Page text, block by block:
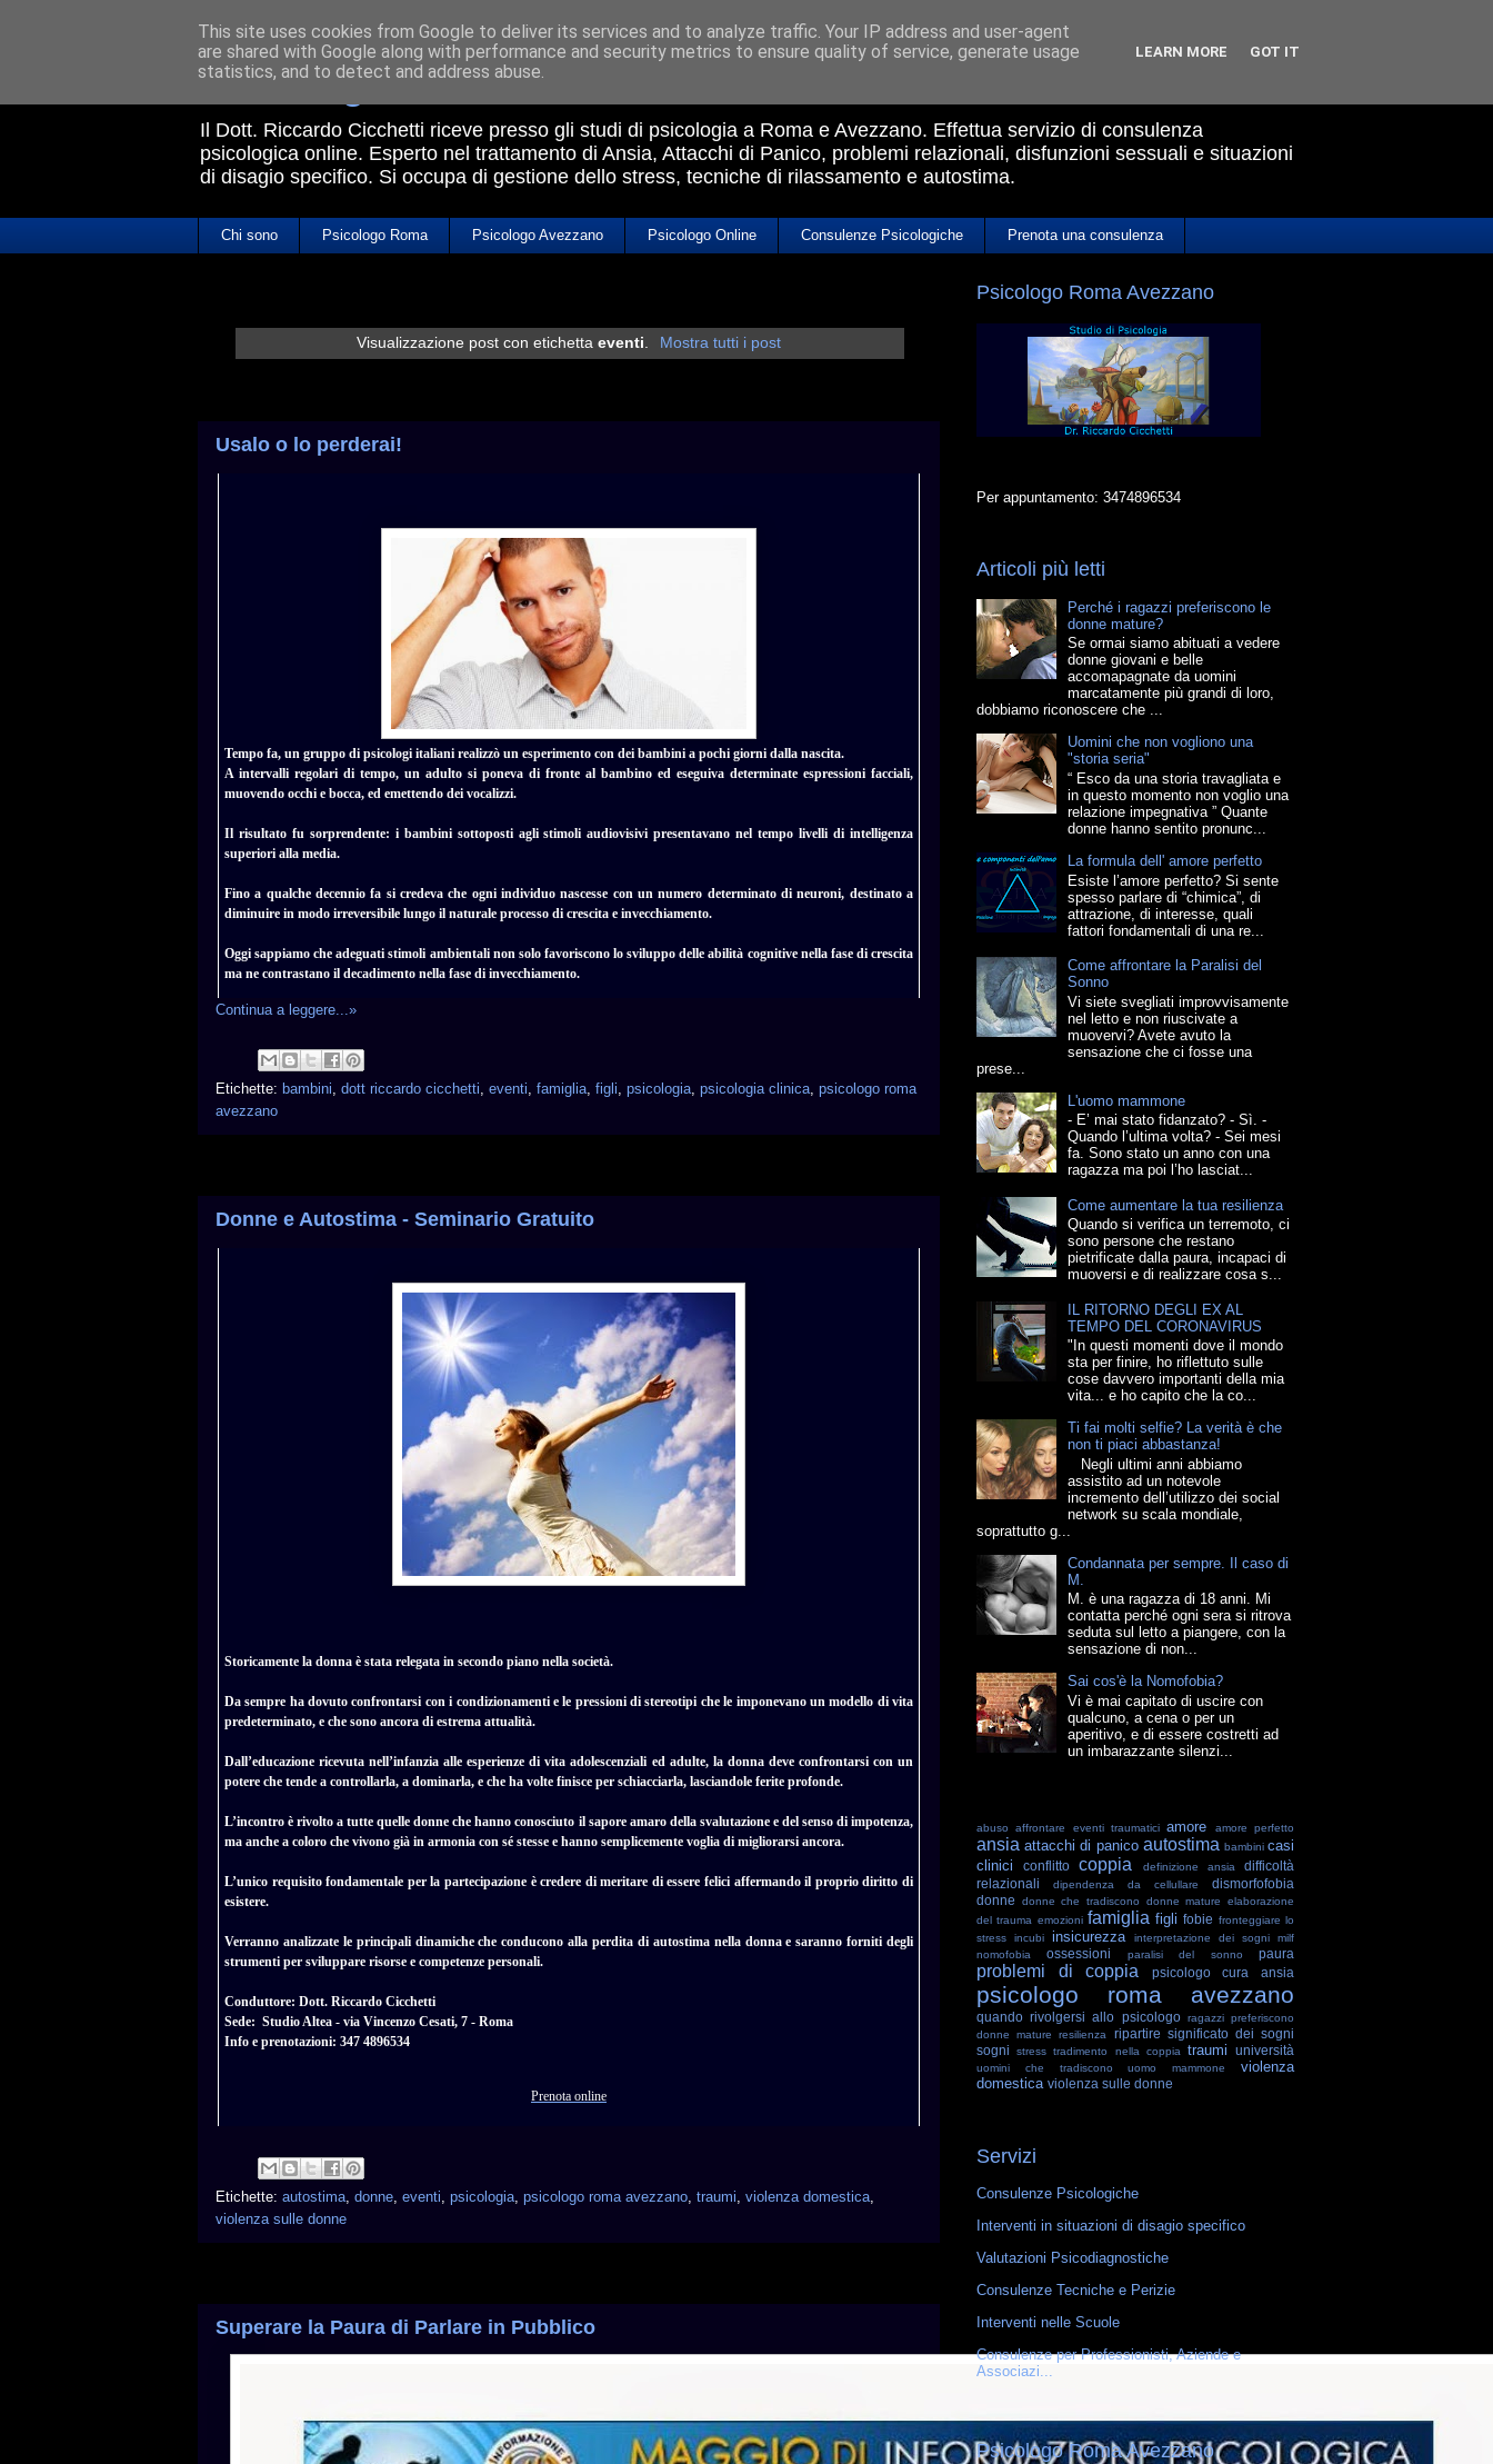
Psicologo Roma Avezzano
Il Dott. Riccardo Cicchetti riceve presso gli studi di psicologia a Roma e Avezzano. Effettua servizio di consulenza
psicologica online. Esperto nel trattamento di Ansia, Attacchi di Panico, problemi relazionali, disfunzioni sessuali e situazioni
di disagio specifico. Si occupa di gestione dello stress, tecniche di rilassamento e autostima.
Chi sono Psicologo Roma Psicologo Avezzano Psicologo Online Consulenze Psicologiche Prenota una consulenza
Visualizzazione post con etichettaeventi Mostra tutti i post
Usalo o lo perderai!
Tempo fa, un gruppo di psicologi italiani realizzò un esperimento con dei bambini a pochi giorni dalla nascita.
A intervalli regolari di tempo, un adulto si poneva di fronte al bambino ed eseguiva determinate espressioni facciali,
muovendo occhi e bocca, ed emettendo dei vocalizzi.
Il risultato fu sorprendente: i bambini sottoposti agli stimoli audiovisivi presentavano nel tempo livelli di intelligenza
superiori alla media.
Fino a qualche decennio fa si credeva che ogni individuo nascesse con un numero determinato di neuroni, destinato a
diminuire in modo irreversibile lungo il naturale processo di crescita e invecchiamento.
Oggi sappiamo che adeguati stimoli ambientali non solo favoriscono lo sviluppo delle abilità cognitive nella fase di crescita
ma ne contrastano il decadimento nella fase di invecchiamento.
Continua a leggere...»
Etichette: bambini, dott riccardo cicchetti, eventi, famiglia, figli, psicologia, psicologia clinica, psicologo roma
avezzano
Donne e Autostima - Seminario Gratuito
Storicamente la donna è stata relegata in secondo piano nella società.
Da sempre ha dovuto confrontarsi con i condizionamenti e le pressioni di stereotipi che le imponevano un modello di vita
predeterminato, e che sono ancora di estrema attualità.
Dall’educazione ricevuta nell’infanzia alle esperienze di vita adolescenziali ed adulte, la donna deve confrontarsi con un
potere che tende a controllarla, a dominarla, e che ha volte finisce per schiacciarla, lasciandole ferite profonde.
L’incontro è rivolto a tutte quelle donne che hanno conosciuto il sapore amaro della svalutazione e del senso di impotenza,
ma anche a coloro che vivono già in armonia con sé stesse e hanno semplicemente voglia di migliorarsi ancora.
L’unico requisito fondamentale per la partecipazione è credere di meritare di essere felici affermando il proprio diritto di
esistere.
Verranno analizzate le principali dinamiche che conducono alla perdita di autostima nella donna e saranno forniti degli
strumenti per sviluppare risorse e competenze personali.
Conduttore: Dott. Riccardo Cicchetti
Sede: Studio Altea - via Vincenzo Cesati, 7 - Roma
Info e prenotazioni: 347 4896534
Prenota online
Etichette: autostima, donne, eventi, psicologia, psicologo roma avezzano, traumi, violenza domestica,
violenza sulle donne
Superare la Paura di Parlare in Pubblico
Psicologo Roma Avezzano
Per appuntamento: 3474896534
Articoli più letti
Perché i ragazzi preferiscono le
donne mature?
Se ormai siamo abituati a vedere
donne giovani e belle
accomapagnate da uomini
marcatamente più grandi di loro,
dobbiamo riconoscere che ...
Uomini che non vogliono una
"storia seria"
“ Esco da una storia travagliata e
in questo momento non voglio una
relazione impegnativa ” Quante
donne hanno sentito pronunc...
La formula dell' amore perfetto
Esiste l’amore perfetto? Si sente
spesso parlare di “chimica”, di
attrazione, di interesse, quali
fattori fondamentali di una re...
Come affrontare la Paralisi del
Sonno
Vi siete svegliati improvvisamente
nel letto e non riuscivate a
muovervi? Avete avuto la
sensazione che ci fosse una
prese...
L'uomo mammone
- E’ mai stato fidanzato? - Sì. -
Quando l’ultima volta? - Sei mesi
fa. Sono stato un anno con una
ragazza ma poi l’ho lasciat...
Come aumentare la tua resilienza
Quando si verifica un terremoto, ci
sono persone che restano
pietrificate dalla paura, incapaci di
muoversi e di realizzare cosa s...
IL RITORNO DEGLI EX AL
TEMPO DEL CORONAVIRUS
"In questi momenti dove il mondo
sta per finire, ho riflettuto sulle
cose davvero importanti della mia
vita... e ho capito che la co...
Ti fai molti selfie? La verità è che
non ti piaci abbastanza!
Negli ultimi anni abbiamo
assistito ad un notevole
incremento dell’utilizzo dei social
network su scala mondiale,
soprattutto g...
Condannata per sempre. Il caso di
M.
M. è una ragazza di 18 anni. Mi
contatta perché ogni sera si ritrova
seduta sul letto a piangere, con la
sensazione di non...
Sai cos'è la Nomofobia?
Vi è mai capitato di uscire con
qualcuno, a cena o per un
aperitivo, e di essere costretti ad
un imbarazzante silenzi...
abuso affrontare eventi traumatici amore amore perfetto
ansia attacchi di panico autostima bambini casi
clinici
conflitto coppia definizione ansia
difficoltà
relazionali
dipendenza da cellullare
dismorfofobia
donne
donne che tradiscono donne mature
elaborazione
del trauma emozioni famiglia figli fobie fronteggiare lo
stress
incubi insicurezza interpretazione dei sogni
milf
nomofobia
ossessioni paralisi del sonno paura
problemi di coppia psicologo cura ansia
psicologo roma avezzano
quando rivolgersi allo psicologo ragazzi preferiscono
donne mature
resilienza ripartire significato dei sogni
sogni
stress tradimento nella coppia traumi università
uomini che tradiscono uomo mammone
violenza
domestica violenza sulle donne
Servizi
Consulenze Psicologiche
Interventi in situazioni di disagio specifico
Valutazioni Psicodiagnostiche
Consulenze Tecniche e Perizie
Interventi nelle Scuole
Consulenze per Professionisti, Aziende e
Associazi...
Psicologo Roma Avezzano
This site uses cookies from Google to deliver its services and to analyze traffic. Your IP address and user-agent
are shared with Google along with performance and security metrics to ensure quality of service, generate usage
statistics, and to detect and address abuse.
LEARN MORE GOT IT